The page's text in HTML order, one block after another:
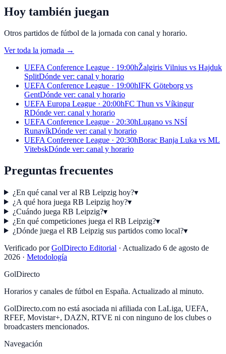
Hoy también juegan
Otros partidos de fútbol de la jornada con canal y horario.
Ver toda la jornada →
UEFA Conference League · 19:00hŽalgiris Vilnius vs Hajduk
SplitDónde ver: canal y horario
UEFA Conference League · 19:00hIFK Göteborg vs
GentDónde ver: canal y horario
UEFA Europa League · 20:00hFC Thun vs Víkingur
RDónde ver: canal y horario
UEFA Conference League · 20:30hLugano vs NSÍ
RunavíkDónde ver: canal y horario
UEFA Conference League · 20:30hBorac Banja Luka vs ML
VitebskDónde ver: canal y horario
Preguntas frecuentes
¿En qué canal ver al RB Leipzig hoy?▾
¿A qué hora juega RB Leipzig hoy?▾
¿Cuándo juega RB Leipzig?▾
¿En qué competiciones juega el RB Leipzig?▾
¿Dónde juega el RB Leipzig sus partidos como local?▾
Verificado por GolDirecto Editorial · Actualizado 6 de agosto de
2026 · Metodología
GolDirecto
Horarios y canales de fútbol en España. Actualizado al minuto.
GolDirecto.com no está asociada ni afiliada con LaLiga, UEFA,
RFEF, Movistar+, DAZN, RTVE ni con ninguno de los clubes o
broadcasters mencionados.
Navegación